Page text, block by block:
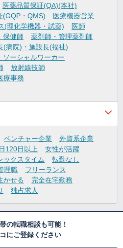
医薬品質保証(QA)(本社)
(GQP・QMS)
医療機器営業
(理化学機器・試薬)
医師
保健師
薬剤師・管理薬剤師
(病院)・施設長(福祉)
ソーシャルワーカー
放射線技師
療事務
ベンチャー企業
外資系企業
120日以上
女性が活躍
ックスタイム
転勤なし
理職
フリーランス
かせる
完全在宅勤務
独占求人
の転職相談も可能！
にご登録ください